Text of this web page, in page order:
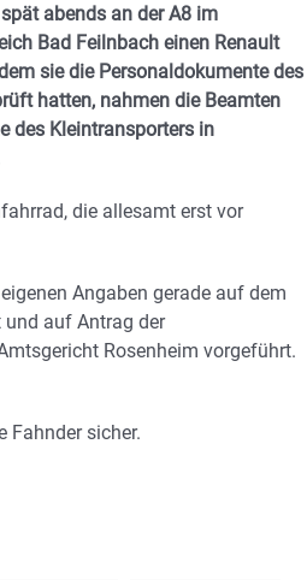
abends an der A8 im
Bad Feilnbach einen Renault
sie die Personaldokumente des
hatten, nahmen die Beamten
des Kleintransporters in
die allesamt erst vor
Angaben gerade auf dem
und auf Antrag der
Rosenheim vorgeführt.
Fahnder sicher.